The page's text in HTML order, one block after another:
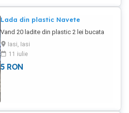
electronice(de ex.:tv, HI-FI,
videorecoder,etc.)
Lada din plastic Navete
Vand 20 ladite din plastic 2 lei bucata
Iasi, Iasi
11 iulie
5 RON